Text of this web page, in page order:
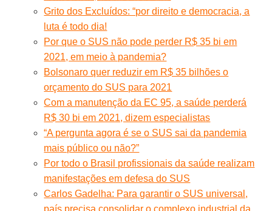
Grito dos Excluídos: “por direito e democracia, a
luta é todo dia!
Por que o SUS não pode perder R$ 35 bi em
2021, em meio à pandemia?
Bolsonaro quer reduzir em R$ 35 bilhões o
orçamento do SUS para 2021
Com a manutenção da EC 95, a saúde perderá
R$ 30 bi em 2021, dizem especialistas
“A pergunta agora é se o SUS sai da pandemia
mais público ou não?”
Por todo o Brasil profissionais da saúde realizam
manifestações em defesa do SUS
Carlos Gadelha: Para garantir o SUS universal,
país precisa consolidar o complexo industrial da